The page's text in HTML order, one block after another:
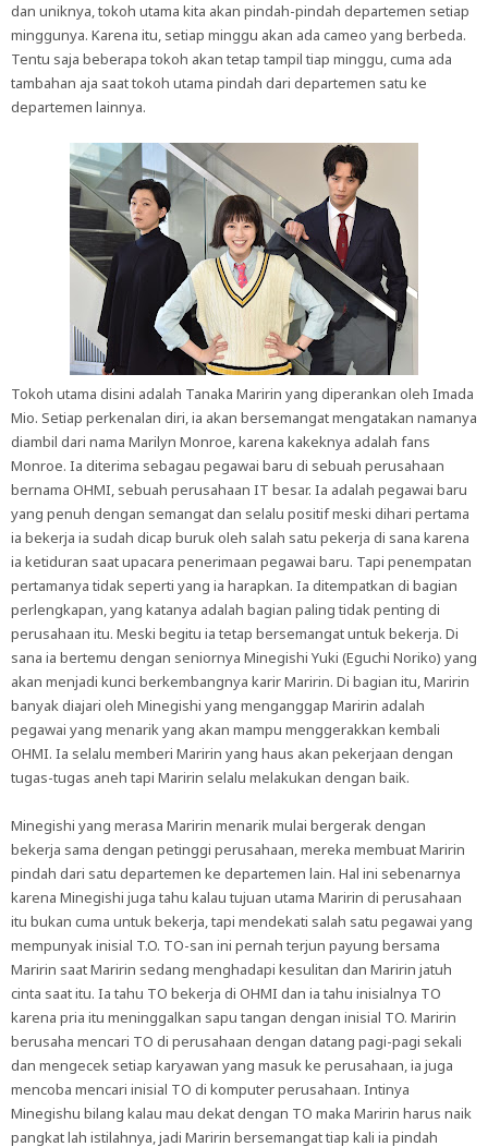
dan uniknya, tokoh utama kita akan pindah-pindah departemen setiap
minggunya. Karena itu, setiap minggu akan ada cameo yang berbeda.
Tentu saja beberapa tokoh akan tetap tampil tiap minggu, cuma ada
tambahan aja saat tokoh utama pindah dari departemen satu ke
departemen lainnya.
Tokoh utama disini adalah Tanaka Maririn yang diperankan oleh Imada
Mio. Setiap perkenalan diri, ia akan bersemangat mengatakan namanya
diambil dari nama Marilyn Monroe, karena kakeknya adalah fans
Monroe. Ia diterima sebagau pegawai baru di sebuah perusahaan
bernama OHMI, sebuah perusahaan IT besar. Ia adalah pegawai baru
yang penuh dengan semangat dan selalu positif meski dihari pertama
ia bekerja ia sudah dicap buruk oleh salah satu pekerja di sana karena
ia ketiduran saat upacara penerimaan pegawai baru. Tapi penempatan
pertamanya tidak seperti yang ia harapkan. Ia ditempatkan di bagian
perlengkapan, yang katanya adalah bagian paling tidak penting di
perusahaan itu. Meski begitu ia tetap bersemangat untuk bekerja. Di
sana ia bertemu dengan seniornya Minegishi Yuki (Eguchi Noriko) yang
akan menjadi kunci berkembangnya karir Maririn. Di bagian itu, Maririn
banyak diajari oleh Minegishi yang menganggap Maririn adalah
pegawai yang menarik yang akan mampu menggerakkan kembali
OHMI. Ia selalu memberi Maririn yang haus akan pekerjaan dengan
tugas-tugas aneh tapi Maririn selalu melakukan dengan baik.
Minegishi yang merasa Maririn menarik mulai bergerak dengan
bekerja sama dengan petinggi perusahaan, mereka membuat Maririn
pindah dari satu departemen ke departemen lain. Hal ini sebenarnya
karena Minegishi juga tahu kalau tujuan utama Maririn di perusahaan
itu bukan cuma untuk bekerja, tapi mendekati salah satu pegawai yang
mempunyak inisial T.O. TO-san ini pernah terjun payung bersama
Maririn saat Maririn sedang menghadapi kesulitan dan Maririn jatuh
cinta saat itu. Ia tahu TO bekerja di OHMI dan ia tahu inisialnya TO
karena pria itu meninggalkan sapu tangan dengan inisial TO. Maririn
berusaha mencari TO di perusahaan dengan datang pagi-pagi sekali
dan mengecek setiap karyawan yang masuk ke perusahaan, ia juga
mencoba mencari inisial TO di komputer perusahaan. Intinya
Minegishu bilang kalau mau dekat dengan TO maka Maririn harus naik
pangkat lah istilahnya, jadi Maririn bersemangat tiap kali ia pindah